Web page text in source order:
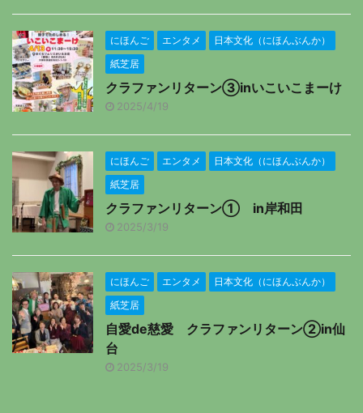
にほんご エンタメ
日本文化（にほんぶんか）
紙芝居
クラファンリターン③inいこいこまーけ
2025/4/19
にほんご エンタメ
日本文化（にほんぶんか）
紙芝居
クラファンリターン① in岸和田
2025/3/19
にほんご エンタメ
日本文化（にほんぶんか）
紙芝居
自愛de慈愛 クラファンリターン②in仙
台
2025/3/19